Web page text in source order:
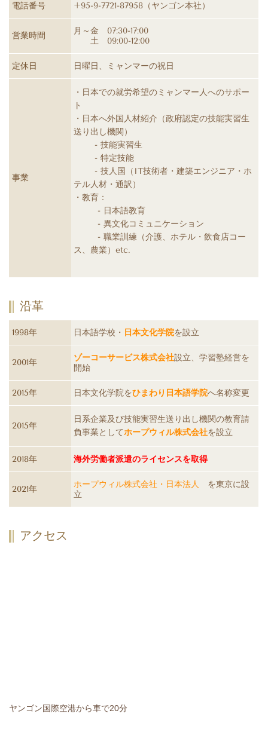
電話番号 +95-9-7721-87958（ヤンゴン本社）
営業時間
月～金 07:30-17:00
土 09:00-12:00
定休日 日曜日、ミャンマーの祝日
事業
・日本での就労希望のミャンマー人へのサポー
ト
・日本へ外国人材紹介 （政府認定の技能実習生
送り出し機関）
- 技能実習生
- 特定技能
- 技人国（ IT技術者・建築エンジニア・ホ
テル人材・通訳）
・教育：
- 日本語教育
- 異文化コミュニケーション
- 職業訓練（介護、ホテル・飲食店コー
ス、農業）etc.
沿革
1998年 日本語学校・ 日本文化学院を設立
2001年 ゾーコーサービス株式会社設立、学習塾経営を
開始
2015年 日本文化学院をひまわり日本語学院へ名称変更
2015年
日系企業及び技能実習生送り出し機関の教育請
負事業としてホープウィル株式会社を設立
2018年 海外労働者派遣のライセンスを取得
2021年 ホープウィル株式会社・日本法人 を東京に設
立
アクセス
ヤンゴン国際空港から車で20分